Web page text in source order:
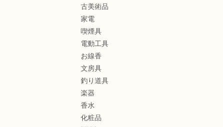
古美術品
家電
喫煙具
電動工具
お線香
文房具
釣り道具
楽器
香水
化粧品